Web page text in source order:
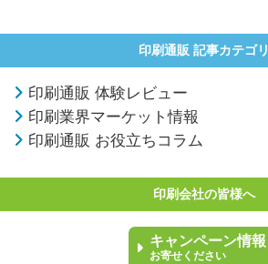
印刷通販 記事カテゴリ
印刷通販 体験レビュー
印刷業界マーケット情報
印刷通販 お役立ちコラム
印刷会社の皆様へ
キャンペーン情報
お寄せください